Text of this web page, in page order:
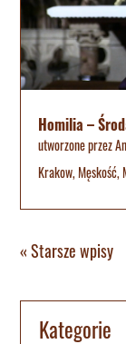
Homilia –
utworzone przez
Krakow,Męskość,
« Starsze wpisy
Kategorie